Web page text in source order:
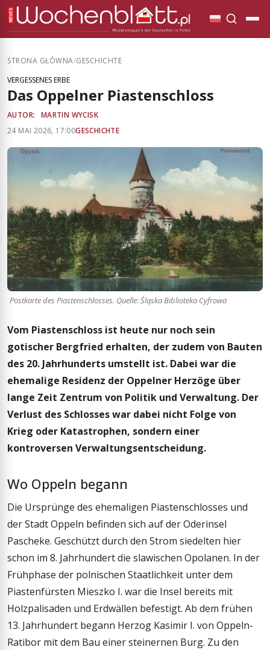
STRONA GŁÓWNA/GESCHICHTE
VERGESSENES ERBE
Das Oppelner Piastenschloss
AUTOR:
MARTIN WYCISK
24 MAI 2026, 17:00GESCHICHTE
Postkarte des Piastenschlosses. Quelle: Śląska Biblioteka Cyfrowa
Vom Piastenschloss ist heute nur noch sein
gotischer Bergfried erhalten, der zudem von Bauten
des 20. Jahrhunderts umstellt ist. Dabei war die
ehemalige Residenz der Oppelner Herzöge über
lange Zeit Zentrum von Politik und Verwaltung. Der
Verlust des Schlosses war dabei nicht Folge von
Krieg oder Katastrophen, sondern einer
kontroversen Verwaltungsentscheidung.
Wo Oppeln begann
Die Ursprünge des ehemaligen Piastenschlosses und
der Stadt Oppeln befinden sich auf der Oderinsel
Pascheke. Geschützt durch den Strom siedelten hier
schon im 8. Jahrhundert die slawischen Opolanen. In der
Frühphase der polnischen Staatlichkeit unter dem
Piastenfürsten Mieszko I. war die Insel bereits mit
Holzpalisaden und Erdwällen befestigt. Ab dem frühen
13. Jahrhundert begann Herzog Kasimir I. von Oppeln-
Ratibor mit dem Bau einer steinernen Burg. Zu den